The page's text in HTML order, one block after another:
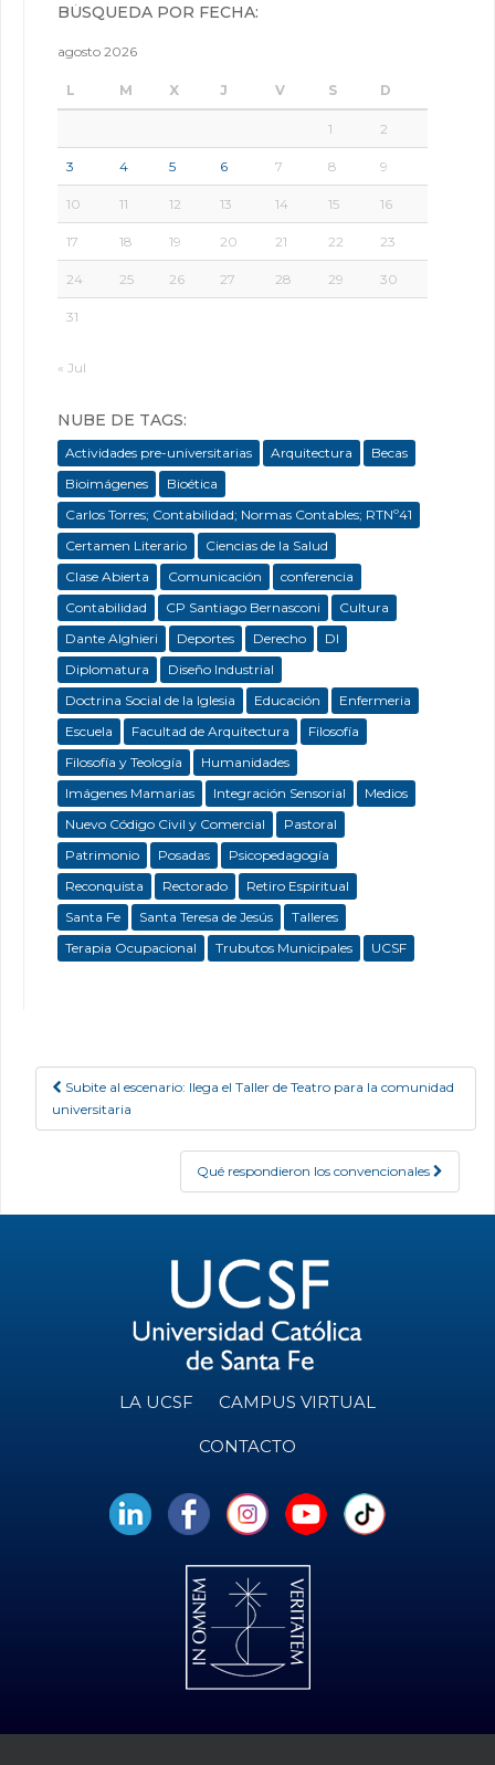
BÚSQUEDA POR FECHA:
agosto 2026
L M X J V S D
1 2
3 4 5 6 7 8 9
10 11 12 13 14 15 16
17 18 19 20 21 22 23
24 25 26 27 28 29 30
31
« Jul
NUBE DE TAGS:
Actividades pre-universitarias Arquitectura
Becas
Bioimágenes
Bioética
Carlos Torres; Contabilidad; Normas Contables; RTNº41
Certamen Literario
Ciencias de la Salud
Clase Abierta
Comunicación
conferencia
Contabilidad
CP Santiago Bernasconi
Cultura
Dante Alghieri
Deportes Derecho
DI
Diplomatura
Diseño Industrial
Doctrina Social de la Iglesia
Educación
Enfermeria
Escuela
Facultad de Arquitectura
Filosofía
Filosofía y Teología
Humanidades
Imágenes Mamarias
Integración Sensorial
Medios
Nuevo Código Civil y Comercial
Pastoral
Patrimonio
Posadas
Psicopedagogía
Reconquista
Rectorado
Retiro Espiritual
Santa Fe
Santa Teresa de Jesús
Talleres
Terapia Ocupacional
Trubutos Municipales UCSF
Post navigation
Subite al escenario: llega el Taller de Teatro para la comunidad
universitaria
Qué respondieron los convencionales
LA UCSF CAMPUS VIRTUAL
CONTACTO